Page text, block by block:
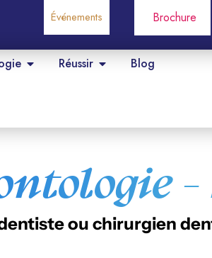
Événements Brochure
Réussir Blog
ou chirurgien